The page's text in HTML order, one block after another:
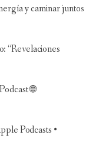
y caminar juntos
“Revelaciones
🌐
Podcasts •